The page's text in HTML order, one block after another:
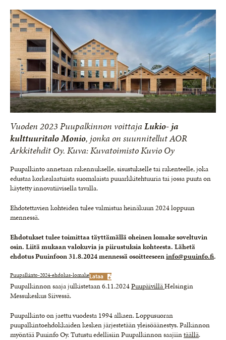
Vuoden 2023 Puupalkinnon voittajaLukio- ja
kulttuuritalo Monio, jonka on suunnitellut AOR
Arkkitehdit Oy. Kuva: Kuvatoimisto Kuvio Oy
Puupalkinto annetaan rakennukselle, sisustukselle tai rakenteelle, joka
edustaa korkealaatuista suomalaista puuarkkitehtuuria tai jossa puuta on
käytetty innovatiivisella tavalla.
Ehdotettavien kohteiden tulee valmistua heinäkuun 2024 loppuun
mennessä.
Ehdotukset tulee toimittaa täyttämällä oheinen lomake soveltuvin
osin. Liitä mukaan valokuvia ja piirustuksia kohteesta. Lähetä
ehdotus Puuinfoon 31.8.2024 mennessä osoitteeseeninfo@puuinfo.fi.
Puupalkinto-2024-ehdokas-lomakeLataa
Puupalkinnon saaja julkistetaan 6.11.2024PuupäivilläHelsingin
Messukeskus Siivessä.
Puupalkinto on jaettu vuodesta 1994 alkaen. Loppusuoran
puupalkintoehdokkaiden kesken järjestetään yleisöäänestys. Palkinnon
myöntää Puuinfo Oy. Tutustu edellisiin Puupalkinnon saajiintäällä.